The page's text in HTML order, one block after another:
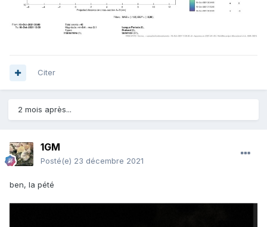
Citer
2 mois après...
1GM
Posté(e) 23 décembre 2021
ben, la pété